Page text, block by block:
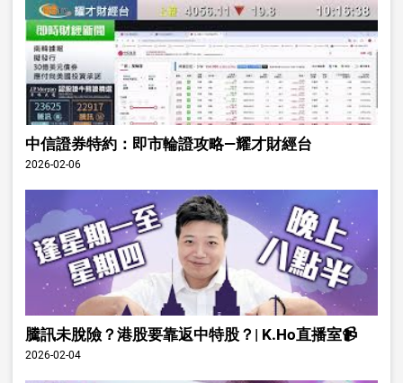
中信證券特約：即市輪證攻略—耀才財經台
2026-02-06
騰訊未脫險？港股要靠返中特股？| K.Ho直播室📹
2026-02-04